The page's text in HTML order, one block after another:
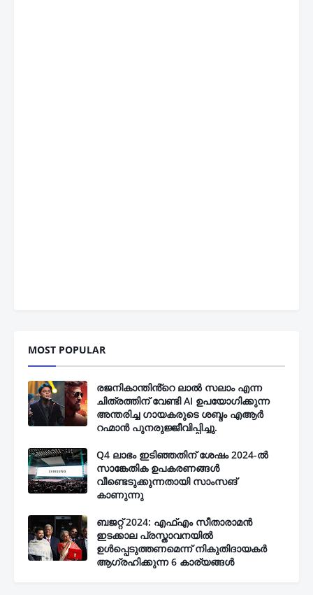
MOST POPULAR
രജനികാന്തിൻ്റെ ലാൽ സലാം എന്ന
ചിത്രത്തിന് വേണ്ടി AI ഉപയോഗിക്കുന്ന
അന്തരിച്ച ഗായകരുടെ ശബ്ദം എആർ
റഹ്മാൻ പുനരുജ്ജീവിപ്പിച്ചു.
Q4 ലാഭം ഇടിഞ്ഞതിന് ശേഷം 2024-ൽ
സാങ്കേതിക ഉപകരണങ്ങൾ
വീണ്ടെടുക്കുന്നതായി സാംസങ്
കാണുന്നു
ബജറ്റ് 2024: എഫ്എം സീതാരാമൻ
ഇടക്കാല പ്രസ്താവനയിൽ
ഉൾപ്പെടുത്തണമെന്ന് നികുതിദായകർ
ആഗ്രഹിക്കുന്ന 6 കാര്യങ്ങൾ